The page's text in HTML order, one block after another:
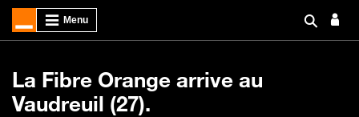
La Fibre Orange arrive au
Vaudreuil (27).